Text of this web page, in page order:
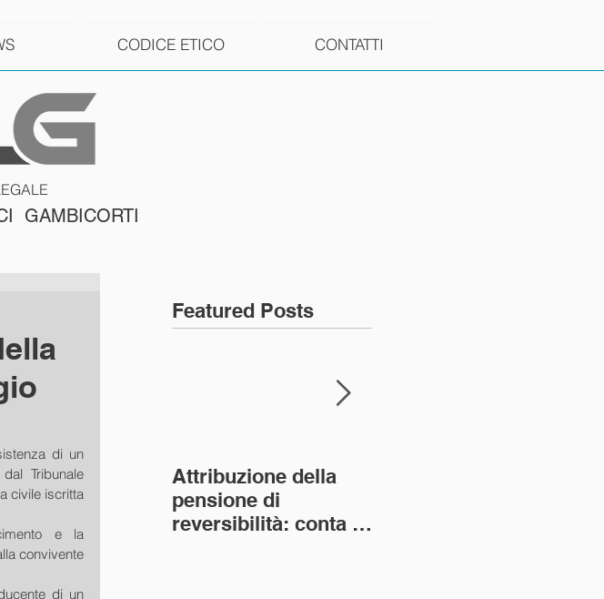
CODICE ETICO CONTATTI
GAMBICORTI
di un
Tribunale
civile iscritta
e la
convivente
di un
Featured Posts
Attribuzione della
pensione di
reversibilità: conta la